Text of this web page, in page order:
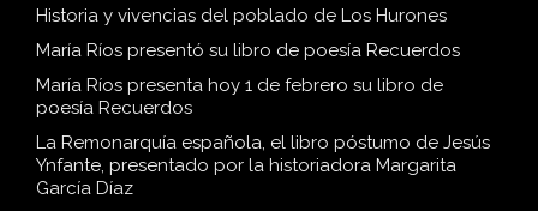
Historia y vivencias del poblado de Los Hurones
María Ríos presentó su libro de poesía Recuerdos
María Ríos presenta hoy 1 de febrero su libro de
poesía Recuerdos
La Remonarquía española, el libro póstumo de Jesús
Ynfante, presentado por la historiadora Margarita
García Díaz